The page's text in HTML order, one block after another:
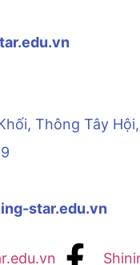
Thông Tây
star.edu.vn